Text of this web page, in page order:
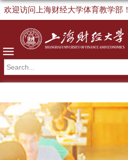
欢迎访问上海财经大学体育教学部！